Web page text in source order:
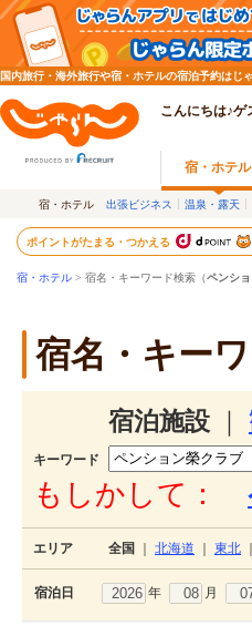
国内旅行・海外旅行や宿・ホテルの宿泊予約は
こんにちは♪ゲ
宿・ホテル
宿・ホテル 出張ビジネス 温泉・露天
ポイントがたまる・つかえる
宿・ホテル > 宿名・キーワード検索（ペンシ
宿名・キー
宿泊施設
キーワード
もしかして：
エリア 全国 北海道 東北
宿泊日 年 月